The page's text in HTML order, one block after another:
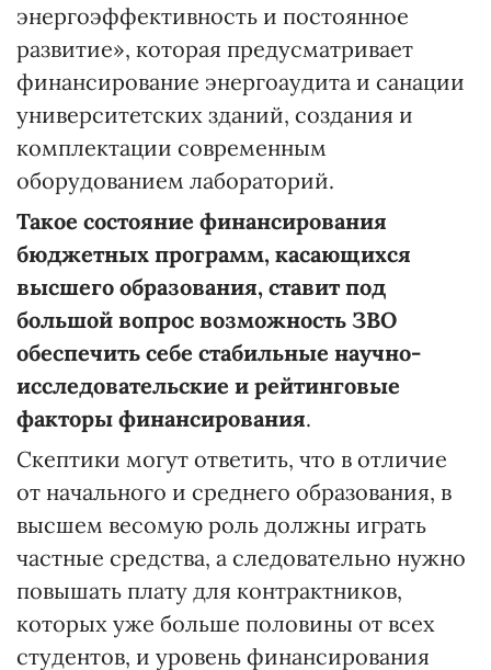
энергоэффективность и постоянное
развитие», которая предусматривает
финансирование энергоаудита и санации
университетских зданий, создания и
комплектации современным
оборудованием лабораторий.
Такое состояние финансирования
бюджетных программ, касающихся
высшего образования, ставит под
большой вопрос возможность ЗВО
обеспечить себе стабильные научно-
исследовательские и рейтинговые
факторы финансирования.
Скептики могут ответить, что в отличие
от начального и среднего образования, в
высшем весомую роль должны играть
частные средства, а следовательно нужно
повышать плату для контрактников,
которых уже больше половины от всех
студентов, и уровень финансирования